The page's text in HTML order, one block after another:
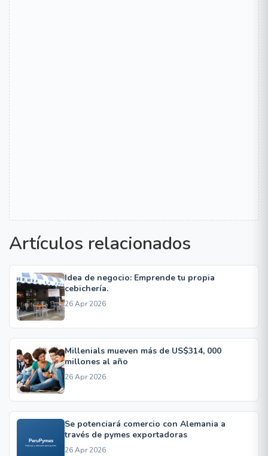
Artículos relacionados
Idea de negocio: Emprende tu propia
cebichería.
26 Apr 2026
Millenials mueven más de US$314, 000
millones al año
26 Apr 2026
Se potenciará comercio con Alemania a
través de pymes exportadoras
26 Apr 2026